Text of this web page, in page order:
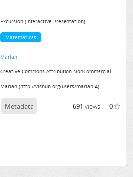
Excursion (Interactive Presentation)
Matemáticas
Marian
Creative Commons Attribution-NonCommercial
Marian (http://vishub.org/users/marian-4)
Metadata 691 views 0